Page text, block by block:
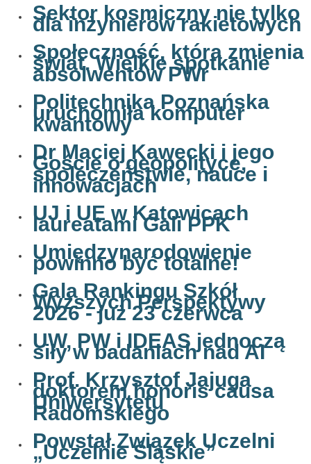
Sektor kosmiczny nie tylko
dla inżynierów rakietowych
Społeczność, która zmienia
świat. Wielkie spotkanie
absolwentów PWr
Politechnika Poznańska
uruchomiła komputer
kwantowy
Dr Maciej Kawecki i jego
Goście o geopolityce,
spoleczeństwie, nauce i
innowacjach
UJ i UE w Katowicach
laureatami Gali PPK
Umiędzynarodowienie
powinno być totalne!
Gala Rankingu Szkół
Wyższych Perspektywy
2026 - już 23 czerwca
UW, PW i IDEAS jednoczą
siły w badaniach nad AI
Prof. Krzysztof Jajuga
doktorem honoris causa
Uniwersytetu
Radomskiego
Powstał Związek Uczelni
„Uczelnie Śląskie”